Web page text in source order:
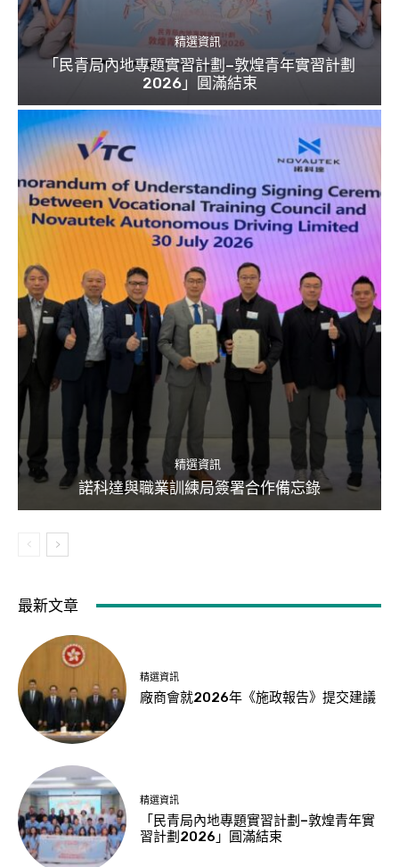
精選資訊
「民青局內地專題實習計劃–敦煌青年實習計劃
2026」圓滿結束
精選資訊
諾科達與職業訓練局簽署合作備忘錄
最新文章
精選資訊
廠商會就2026年《施政報告》提交建議
精選資訊
「民青局內地專題實習計劃–敦煌青年實
習計劃2026」圓滿結束